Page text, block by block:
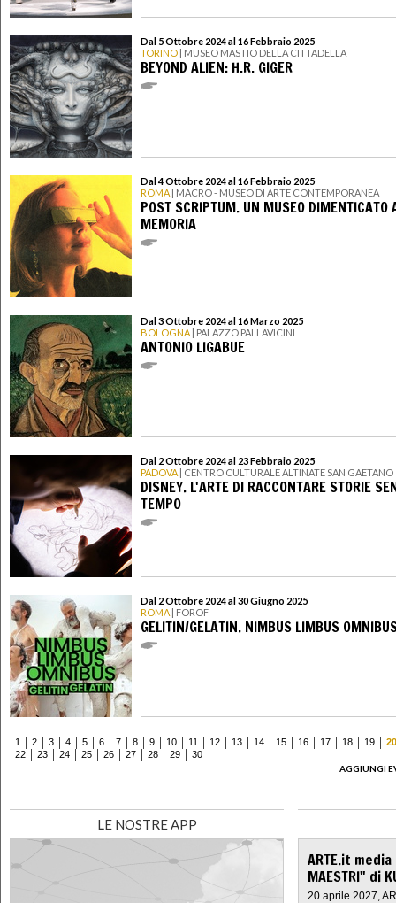
Dal 5 Ottobre 2024 al 16 Febbraio 2025
TORINO | MUSEO MASTIO DELLA CITTADELLA
BEYOND ALIEN: H.R. GIGER
Dal 4 Ottobre 2024 al 16 Febbraio 2025
ROMA | MACRO - MUSEO DI ARTE CONTEMPORANEA
POST SCRIPTUM. UN MUSEO DIMENTICATO
MEMORIA
Dal 3 Ottobre 2024 al 16 Marzo 2025
BOLOGNA | PALAZZO PALLAVICINI
ANTONIO LIGABUE
Dal 2 Ottobre 2024 al 23 Febbraio 2025
PADOVA | CENTRO CULTURALE ALTINATE SAN GAETANO
DISNEY. L'ARTE DI RACCONTARE STORIE
TEMPO
Dal 2 Ottobre 2024 al 30 Giugno 2025
ROMA | FOROF
GELITIN/GELATIN. NIMBUS LIMBUS
1 2 3 4 5 6 7 8 9 10 11 12 13 14 15 16 17 18 19
20
22
23 24 25 26 27 28 29
30
AGGIUNGI
LE NOSTRE APP
ARTE.it
MAESTRI" di
20 aprile 2027,